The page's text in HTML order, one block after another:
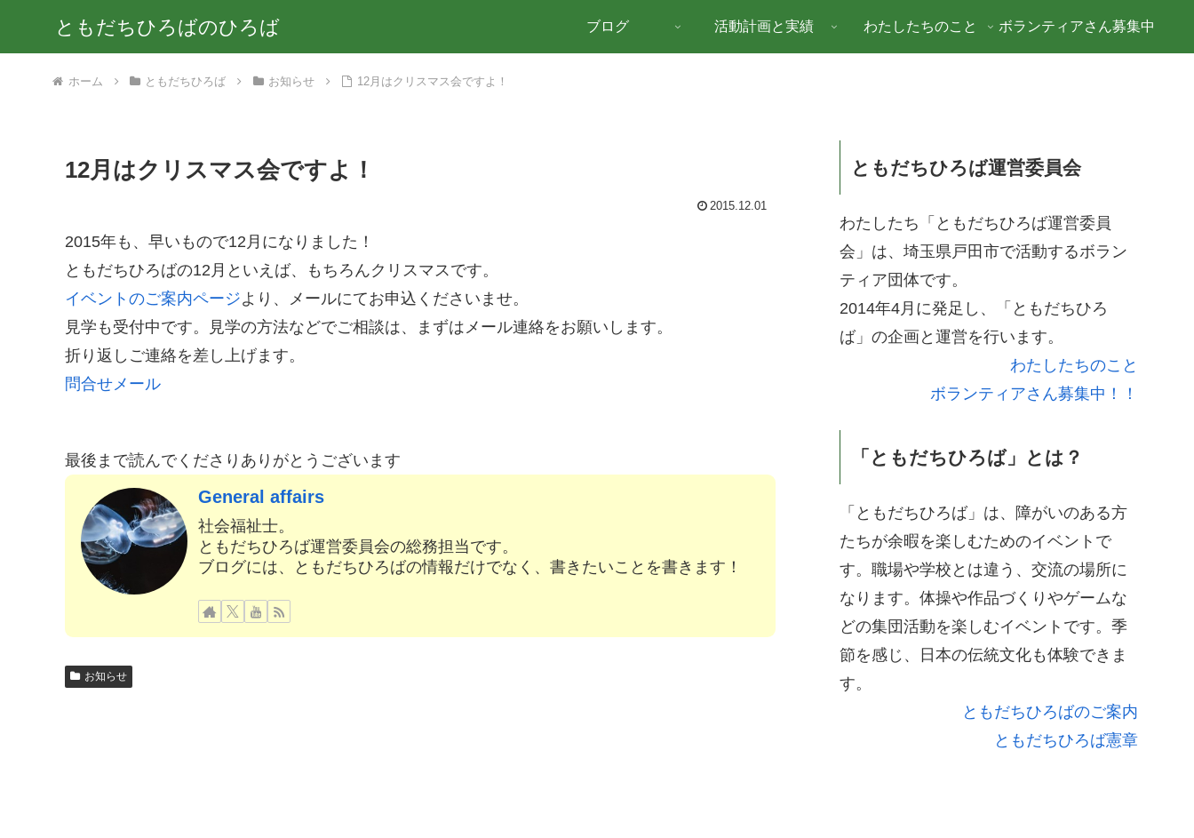
ともだちひろばのひろば ブログ 活動計画と実績 わたしたちのこと ボランティアさん募集中
ホーム ともだちひろば お知らせ 12月はクリスマス会ですよ！
12月はクリスマス会ですよ！
2015.12.01
2015年も、早いもので12月になりました！
ともだちひろばの12月といえば、もちろんクリスマスです。
イベントのご案内ページより、メールにてお申込くださいませ。
見学も受付中です。見学の方法などでご相談は、まずはメール連絡をお願いします。
折り返しご連絡を差し上げます。
問合せメール
最後まで読んでくださりありがとうございます
General affairs
社会福祉士。
ともだちひろば運営委員会の総務担当です。
ブログには、ともだちひろばの情報だけでなく、書きたいことを書きます！
お知らせ
ともだちひろば運営委員会
わたしたち「ともだちひろば運営委員
会」は、埼玉県戸田市で活動するボラン
ティア団体です。
2014年4月に発足し、「ともだちひろ
ば」の企画と運営を行います。
わたしたちのこと
ボランティアさん募集中！！
「ともだちひろば」とは？
「ともだちひろば」は、障がいのある方
たちが余暇を楽しむためのイベントで
す。職場や学校とは違う、交流の場所に
なります。体操や作品づくりやゲームな
どの集団活動を楽しむイベントです。季
節を感じ、日本の伝統文化も体験できま
す。
ともだちひろばのご案内
ともだちひろば憲章